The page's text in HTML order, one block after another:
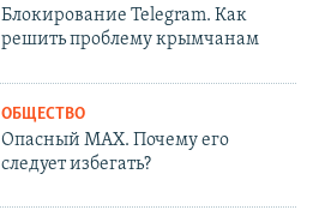
Блокирование Telegram. Как
решить проблему крымчанам
ОБЩЕСТВО
Опасный MAX. Почему его
следует избегать?